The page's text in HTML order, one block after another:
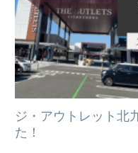
ジ・アウトレット北
た！